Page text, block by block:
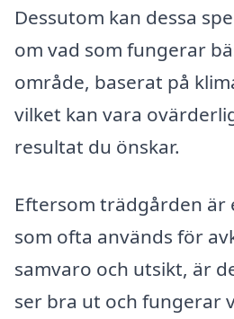
Dessutom kan dessa
om vad som fungerar
område, baserat på
vilket kan vara
resultat du önskar.
Eftersom trädgården är
som ofta används för
samvaro och utsikt, är
ser bra ut och fungerar